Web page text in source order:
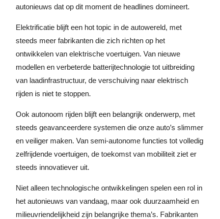
autonieuws dat op dit moment de headlines domineert.
Elektrificatie blijft een hot topic in de autowereld, met
steeds meer fabrikanten die zich richten op het
ontwikkelen van elektrische voertuigen. Van nieuwe
modellen en verbeterde batterijtechnologie tot uitbreiding
van laadinfrastructuur, de verschuiving naar elektrisch
rijden is niet te stoppen.
Ook autonoom rijden blijft een belangrijk onderwerp, met
steeds geavanceerdere systemen die onze auto’s slimmer
en veiliger maken. Van semi-autonome functies tot volledig
zelfrijdende voertuigen, de toekomst van mobiliteit ziet er
steeds innovatiever uit.
Niet alleen technologische ontwikkelingen spelen een rol in
het autonieuws van vandaag, maar ook duurzaamheid en
milieuvriendelijkheid zijn belangrijke thema’s. Fabrikanten